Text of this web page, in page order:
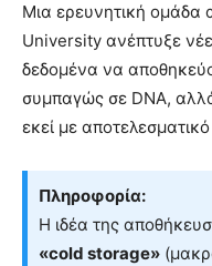
Μια ερευνητική ομάδα
University ανέπτυξε
δεδομένα να
συμπαγώς σε DNA,
εκεί με
Πληροφορία:
Η ιδέα της
«cold storage»